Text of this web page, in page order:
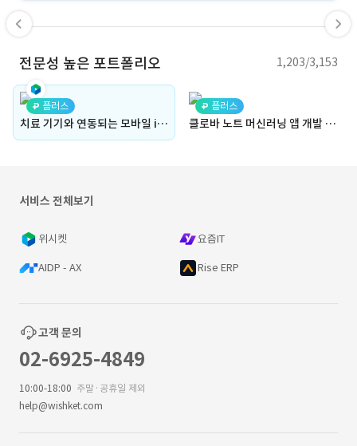
전문성 높은 포트폴리오 1,203/3,153
플러스
치료 기기와 연동되는 모바일 iOS 앱 개발(이해상)
플러스
클로바 노트 머신러닝 앱 개발 (키워드 추출 / 요약 모델 / 검색 / 음성인식 키워드 부스팅 로직 개선 / 불용어 제거 모델 개발)
서비스 전체보기
위시켓 요즘IT
AIDP - AX Rise ERP
고객 문의
02-6925-4849
10:00-18:00 주말·공휴일 제외
help@wishket.com